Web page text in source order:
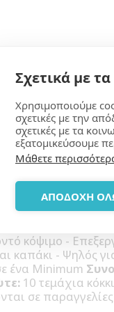
κόψιμο -
καπάκι - Ψηλός
ένα Minimum
10 τεμάχια
σε
Σχετικά με
Χρησιμοποιούμε
σχετικές με την
σχετικές με τα
εξατομικεύσουμε
Μάθετε
ΑΠΟΔΟΧΗ